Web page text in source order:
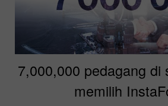
7,000,000 pedagang di
memilih